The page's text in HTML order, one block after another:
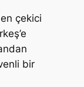
çekici
bir